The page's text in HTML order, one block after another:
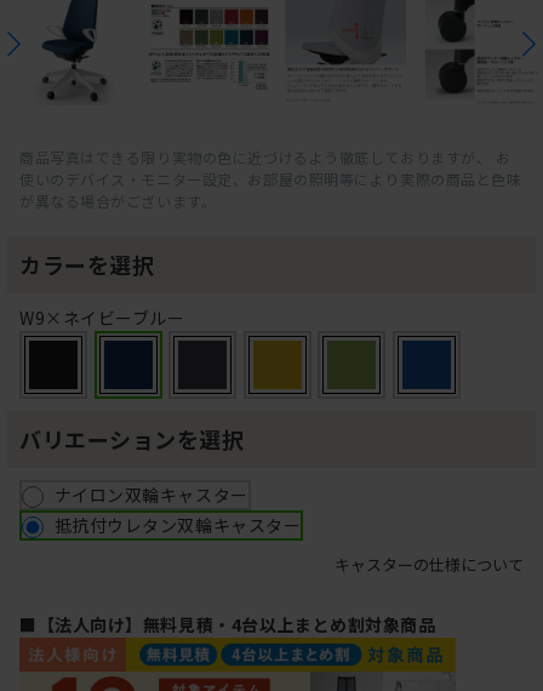
商品写真はできる限り実物の色に近づけるよう徹底しておりますが、 お
使いのデバイス・モニター設定、お部屋の照明等により実際の商品と色味
が異なる場合がございます。
カラーを選択
W9×ネイビーブルー
バリエーションを選択
ナイロン双輪キャスター
抵抗付ウレタン双輪キャスター
キャスターの仕様について
■【法人向け】無料見積・4台以上まとめ割対象商品